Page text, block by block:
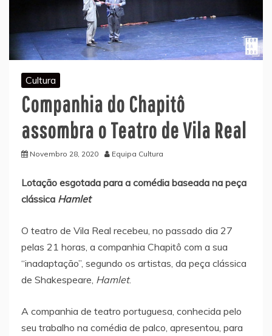
Cultura
Companhia do Chapitô
assombra o Teatro de Vila Real
Novembro 28, 2020 Equipa Cultura
Lotação esgotada para a comédia baseada na peça
clássica Hamlet
O teatro de Vila Real recebeu, no passado dia 27
pelas 21 horas, a companhia Chapitô com a sua
“inadaptação”, segundo os artistas, da peça clássica
de Shakespeare, Hamlet.
A companhia de teatro portuguesa, conhecida pelo
seu trabalho na comédia de palco, apresentou, para